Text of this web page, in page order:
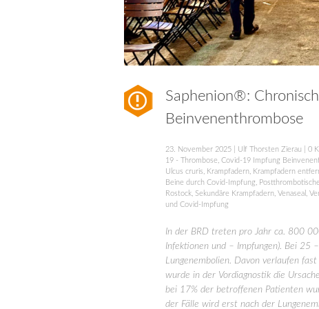
Saphenion®:
Beinvenenthrombose
23. November 2025 Ulf Thorsten Zierau 0
19 - Thrombose Covid-19 Impfung
Ulcus cruris
Krampfadern Krampfadern
Beine durch Covid-Impfung
Rostock Sekundäre Krampfadern Venaseal
und Covid-Impfung
In der BRD treten pro Jahr ca. 800
Infektionen und – Impfungen). Bei 25
Lungenembolien. Davon verlaufen
wurde in der Vordiagnostik die
bei 17% der betroffenen Patienten
der Fälle wird erst nach der